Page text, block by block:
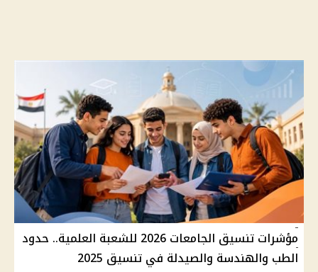
مؤشرات تنسيق الجامعات 2026 للشعبة العلمية.. حدود
الطب والهندسة والصيدلة في تنسيق 2025